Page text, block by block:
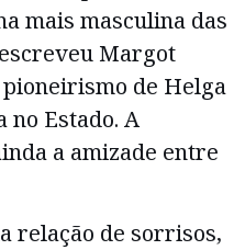
mais masculina das
Margot
de Helga
Estado. A
a amizade entre
relação de sorrisos,